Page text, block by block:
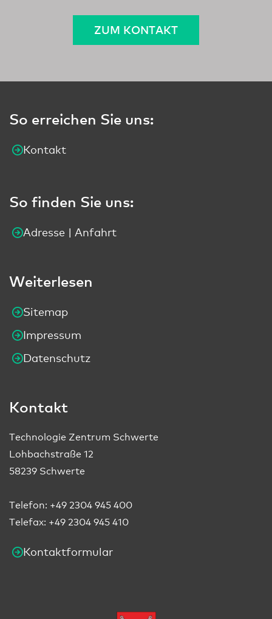
ZUM KONTAKT
So erreichen Sie uns:
Kontakt
So finden Sie uns:
Adresse | Anfahrt
Weiterlesen
Sitemap
Impressum
Datenschutz
Kontakt
Technologie Zentrum Schwerte
Lohbachstraße 12
58239 Schwerte
Telefon: +49 2304 945 400
Telefax: +49 2304 945 410
Kontaktformular